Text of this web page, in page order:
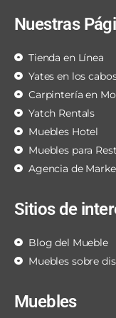
Nuestras
Tienda en Línea
Yates en los
Carpintería en
Yatch Rentals
Muebles Hotel
Muebles para
Agencia de
Sitios de
Blog del Mueble
Muebles sobre
Muebles